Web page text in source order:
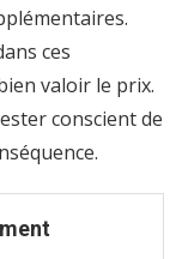
ces
valoir le prix.
conscient de